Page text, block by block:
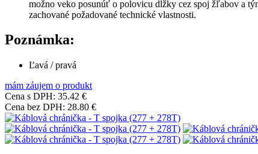
možno veko posunúť o polovicu dĺžky cez spoj žľabov a
zachované požadované technické vlastnosti.
Poznámka:
Ľavá / pravá
mám záujem o produkt
Cena s DPH: 35.42 €
Cena bez DPH: 28.80 €